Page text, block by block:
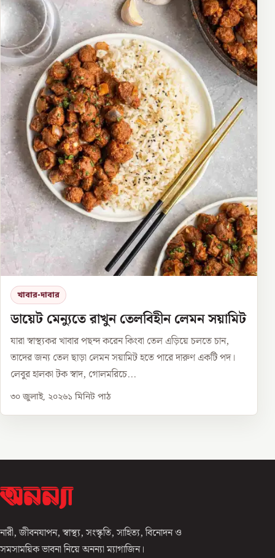
খাবার-দাবার
ডায়েট মেন্যুতে রাখুন তেলবিহীন লেমন সয়ামিট
যারা স্বাস্থ্যকর খাবার পছন্দ করেন কিংবা তেল এড়িয়ে চলতে চান,
তাদের জন্য তেল ছাড়া লেমন সয়ামিট হতে পারে দারুণ একটি পদ।
লেবুর হালকা টক স্বাদ, গোলমরিচে...
৩০ জুলাই, ২০২৬১ মিনিট পাঠ
নারী, জীবনযাপন, স্বাস্থ্য, সংস্কৃতি, সাহিত্য, বিনোদন ও
সমসাময়িক ভাবনা নিয়ে অনন্যা ম্যাগাজিন।